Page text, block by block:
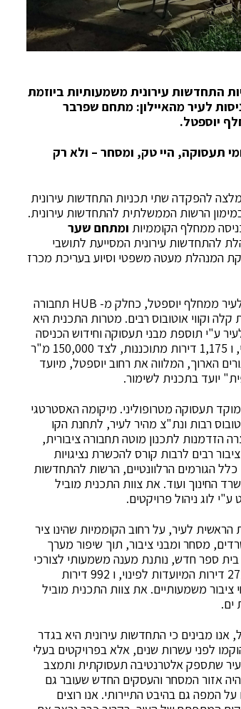
התחדשות עירונית משמעותיות ביוזמת
לעיר מהאיילון: מתחם שפרבר
יוספטל.
תעסוקה, היי טק, ומסחר – ולא רק
בת ים להמלצה להפקדה שתי תכניות התחדשות עירונית
הרשות הממשלתית להתחדשות עירונית.
ממחלף הקוממיות ומתחם שער
להתחדשות עירונית המסייעת לתושבי
המנהלת מעטה משפטי וסיוע בעריכת מכרז
הינה במתחם של 62 דונם בכניסה המרכזית לעיר ממחלף יוספטל, כחלק מ- HUB תחבורה
וקווי אוטובוס רבים. מטרות התכנית היא
ע"י תוספת מבני תעסוקה וחידוש הכניסה
המרכזית לעיר. בשטח התכנית נמצאות 490 דירות המיועדות לפינוי, ו 1,175 דירות מתוכננות, לצד 150,000 מ"ר
המגורים הארוך, המלווה את רחוב יוספטל, מיועד
יועד בתכנית לשימור.
תעסוקה מטרופוליני. מיקומה האסטרטגי
רבות ונת"צ מהיר לעיר, לתחנת הקו
הזדמנות לתכנון מוטה תחבורה ציבורית,
רבים לרבות קורס להכשרת נציגויות
הגורמים הרלוונטיים, הרשות להתחדשות
החינוך ועוד. את צוות התכנית מוביל
לוג ניהול פרויקטים.
לעיר, על רחוב הקוממיות שהינו ציר
מסחר ומבני ציבור, תוך שיפור מערך
ספר חדש, נותנת מענה משמעותי לצורכי
התושבים המתגוררים באזור כיום ובעתיד. בשטח התכנית נמצאות 272 דירות המיועדות לפינוי, ו 992 דירות
10,000 מ"ר למסחר ושטחי ציבור משמעותיים. את צוות התכנית מוביל
ים.
מבינים כי התחדשות עירונית היא בגדר
לפני עשרות שנים, אלא בפרויקטים בעלי
שתספק אלטרנטיבה תעסוקתית ותמצב
אזור המסחר והעסקים החדש שעובר גם
המפה גם בהיבט התיירותי. אנו רוצים